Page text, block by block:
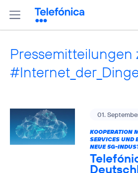
Pressemitteilungen
01.
KOOPERATION
SERVICES UND
NEUE 5G-